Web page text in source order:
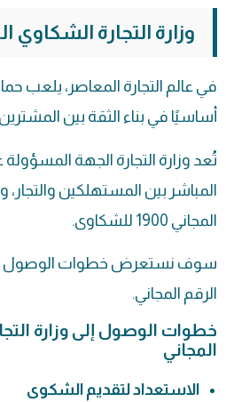
وزارة التجارة الشكاوي
في عالم التجارة المعاصر، يلعب
أساسيًا في بناء الثقة بين
تُعد وزارة التجارة الجهة
المباشر بين المستهلكين
المجاني 1900 للشكاوى.
سوف نستعرض خطوات الوصول إلى
الرقم المجاني.
خطوات الوصول إلى وزارة
المجاني
الاستعداد لتقديم الشكوى